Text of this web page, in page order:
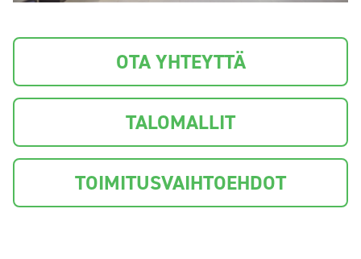
OTA YHTEYTTÄ
TALOMALLIT
TOIMITUSVAIHTOEHDOT